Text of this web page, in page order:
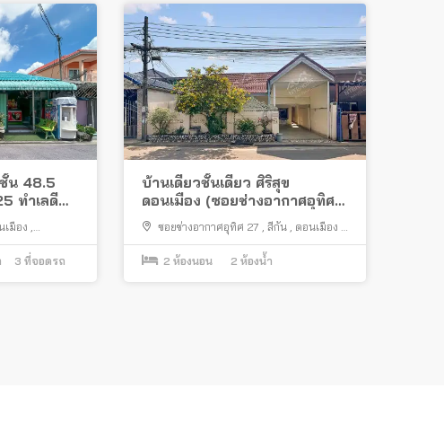
น 48.5
ทำเลดี
ง
เมือง ,
3 ที่จอดรถ
บ้านเดี่ยวชั้นเดียว ศิริสุข
ดอนเมือง (ซอยช่างอากาศอุทิศ
27) ทำเลดีใกล้สนามบิน
ซอยช่างอากาศอุทิศ 27 , สีกัน , ดอนเมือง ,
กรุงเทพมหานคร
2 ห้องนอน 2 ห้องน้ำ